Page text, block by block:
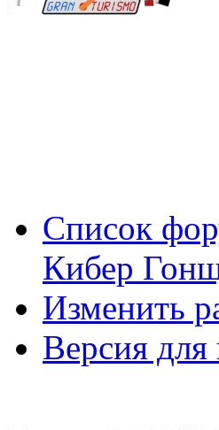
Список
Кибер
Изменить
Версия для